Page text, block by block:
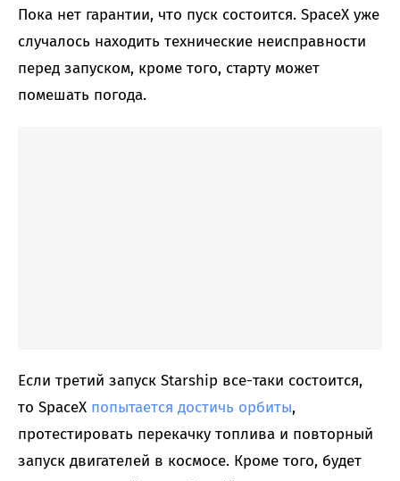
Пока нет гарантии, что пуск состоится. SpaceX уже
случалось находить технические неисправности
перед запуском, кроме того, старту может
помешать погода.
Если третий запуск Starship все-таки состоится,
то SpaceX попытается достичь орбиты,
протестировать перекачку топлива и повторный
запуск двигателей в космосе. Кроме того, будет